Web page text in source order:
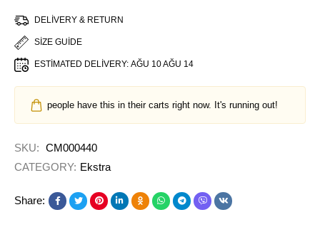
DELIVERY & RETURN
SIZE GUIDE
ESTIMATED DELIVERY: AĞU 10 AĞU 14
people have this in their carts right now. It's running out!
SKU: CM000440
CATEGORY: Ekstra
Share: